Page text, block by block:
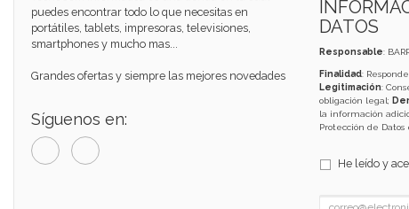
puedes encontrar todo lo que necesitas en
portátiles, tablets, impresoras, televisiones,
smartphones y mucho mas...
Grandes ofertas y siempre las mejores novedades
Síguenos en:
DATOS
Responsable:
Finalidad:
Legitimación:
obligación legal;
la información
Protección de
He leído y